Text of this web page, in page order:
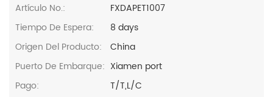
Artículo No.:
FXDAPET1007
Tiempo De Espera:
8 days
Origen Del Producto:
China
Puerto De Embarque: Xiamen port
Pago:
T/T,L/C